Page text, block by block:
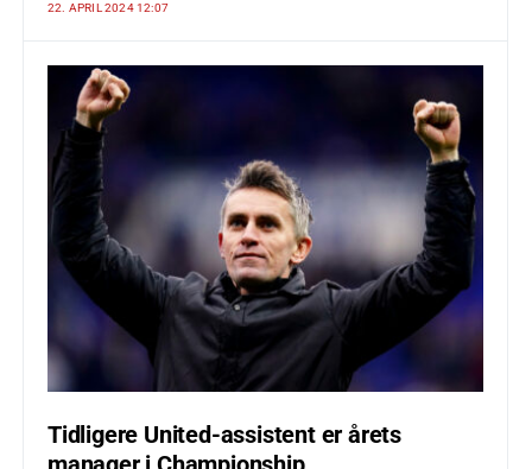
22. APRIL 2024 12:07
Tidligere United-assistent er årets